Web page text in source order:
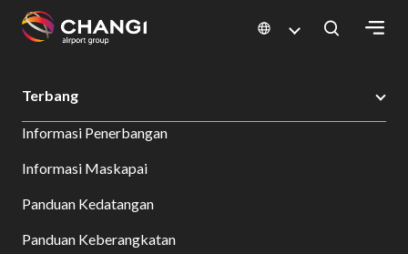
Changi
Language
Changi Airport Bersantap dan Belanja Direktori Toko Shop Detail
Terbang
Informasi Penerbangan
Informasi Maskapai
Panduan Kedatangan
Panduan Keberangkatan